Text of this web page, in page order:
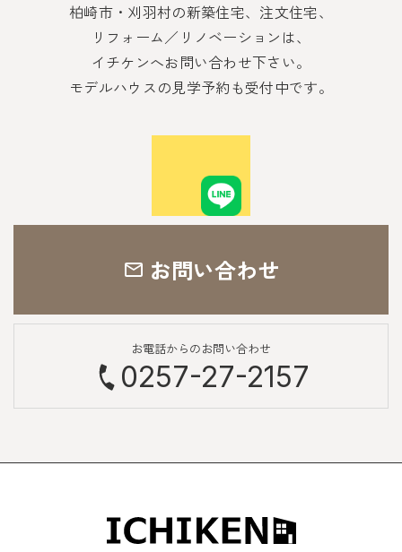
柏崎市・刈羽村の新築住宅、注文住宅、
リフォーム／リノベーションは、
イチケンへお問い合わせ下さい。
モデルハウスの見学予約も受付中です。
お問い合わせ
お電話からのお問い合わせ
0257-27-2157